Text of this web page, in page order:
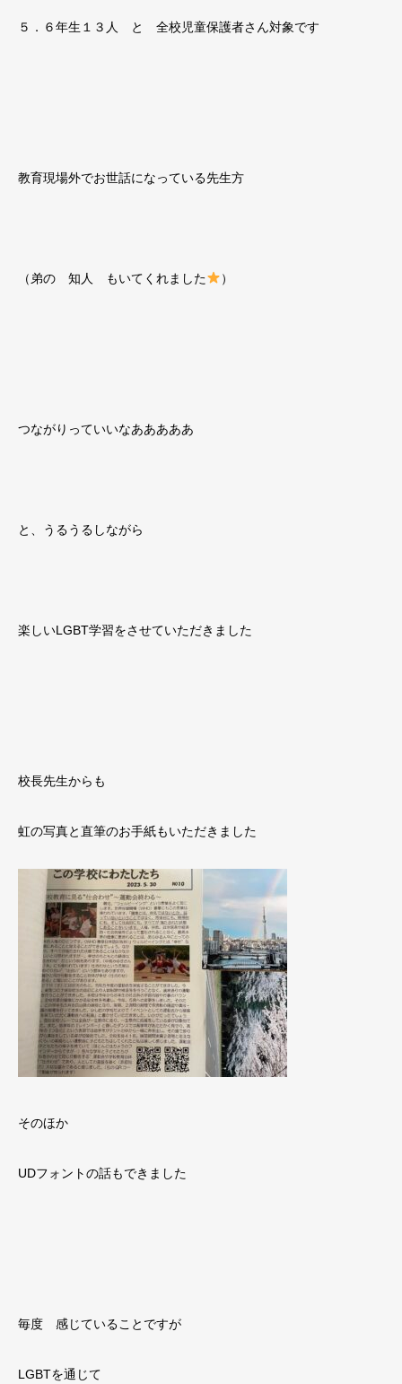
５．６年生１３人 と 全校児童保護者さん対象です
教育現場外でお世話になっている先生方
（弟の 知人 もいてくれました ）
つながりっていいなあああああ
と、うるうるしながら
楽しいLGBT学習をさせていただきました
校長先生からも
虹の写真と直筆のお手紙もいただきました
そのほか
UDフォントの話もできました
毎度 感じていることですが
LGBTを通じて